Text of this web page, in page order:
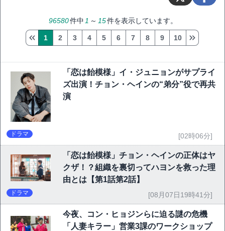
96580件中 1 ～ 15件を表示しています。
1 2 3 4 5 6 7 8 9 10
「恋は飴模様」イ・ジュニョンがサプライ
ズ出演！チョン・ヘインの“弟分”役で再共
演
ドラマ [02時06分]
「恋は飴模様」チョン・ヘインの正体はヤ
クザ！？組織を裏切ってハヨンを救った理
由とは【第1話第2話】
ドラマ [08月07日19時41分]
今夜、コン・ヒョジンらに迫る謎の危機
「人妻キラー」営業3課のワークショップ